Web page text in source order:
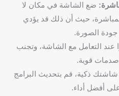
ضع الشاشة في مكان لا
حيث أن ذلك قد يؤدي
الصورة.
عند التعامل مع الشاشة، وتجنب
صدمات قوية.
شاشتك ذكية، قم بتحديث البرامج
أفضل أداء.